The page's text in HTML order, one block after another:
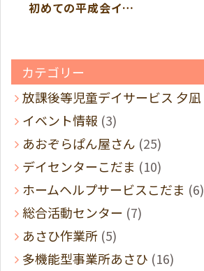
初めての平成会インターンシップ開催！
カテゴリー
放課後等児童デイサービス 夕凪
イベント情報 (3)
あおぞらぱん屋さん (25)
デイセンターこだま (10)
ホームヘルプサービスこだま (6)
総合活動センター (7)
あさひ作業所 (5)
多機能型事業所あさひ (16)